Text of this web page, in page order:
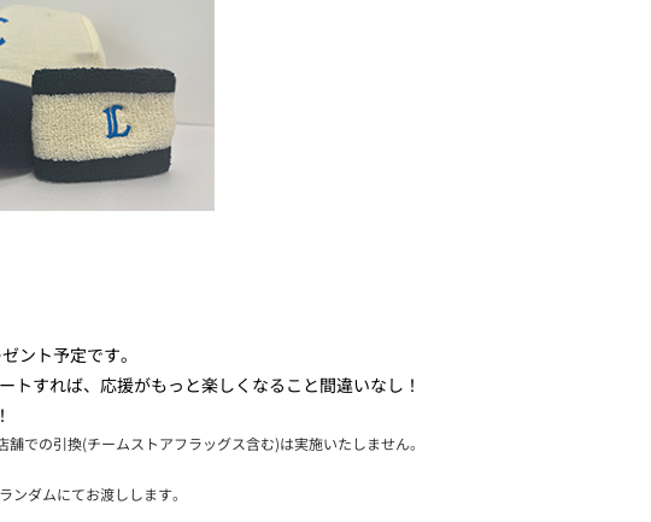
ント予定です。
すれば、応援がもっと楽しくなること間違いなし！
での引換(チームストアフラッグス含む)は実施いたしません。
ダムにてお渡しします。